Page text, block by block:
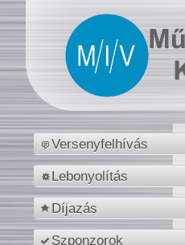
Versenyfelhívás
Lebonyolítás
Díjazás
Szponzorok